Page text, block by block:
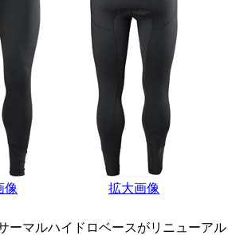
像 拡大画像
ーマルハイドロベースがリニューアル